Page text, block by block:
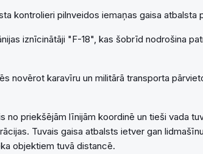
kontrolieri pilnveidos iemaņas gaisa atbalsta
iznīcinātāji "F-18", kas šobrīd nodrošina
novērot karavīru un militārā transporta
no priekšējām līnijām koordinē un tieši vada
Tuvais gaisa atbalsts ietver gan
objektiem tuvā distancē.